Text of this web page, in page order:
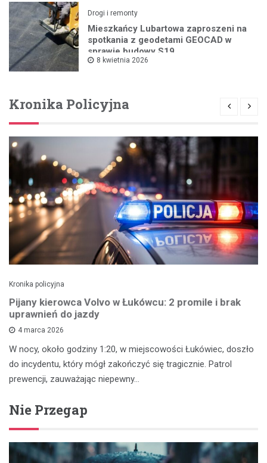
Drogi i remonty
Mieszkańcy Lubartowa zaproszeni na
spotkania z geodetami GEOCAD w
sprawie budowy S19
8 kwietnia 2026
Kronika Policyjna
Kronika policyjna
Pijany kierowca Volvo w Łukówcu: 2 promile i brak
uprawnień do jazdy
4 marca 2026
W nocy, około godziny 1:20, w miejscowości Łukówiec, doszło
do incydentu, który mógł zakończyć się tragicznie. Patrol
prewencji, zauważając niepewny…
Nie Przegap